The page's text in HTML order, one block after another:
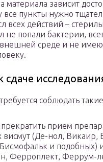
материала зависит
все пункты нужно
всех действий –
не попали бактерии,
внешней среде и не
сдаче
соблюдать
прекратить прием
висмут (Де-нол, Викаир,
и подобных)
Ферроплект, Феррум-